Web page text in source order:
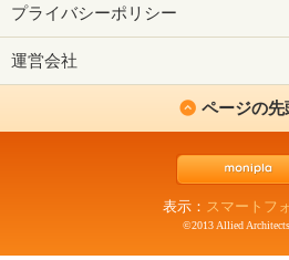
プライバシーポリシー
運営会社
ページの先
表示： スマートフ
©2013 Allied